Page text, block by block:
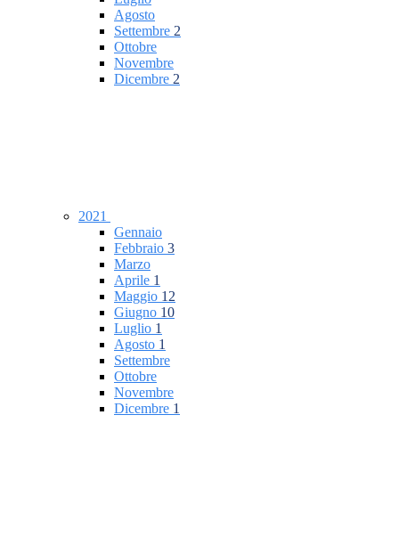
Agosto
Settembre 2
Ottobre
Novembre
Dicembre 2
2021
Gennaio
Febbraio 3
Marzo
Aprile 1
Maggio 12
Giugno 10
Luglio 1
Agosto 1
Settembre
Ottobre
Novembre
Dicembre 1